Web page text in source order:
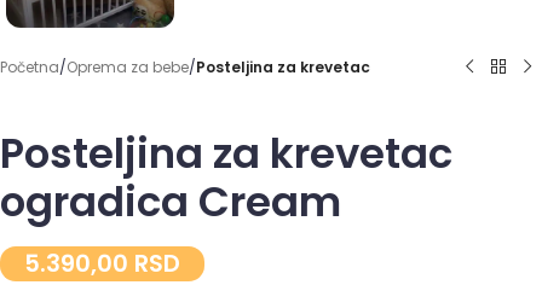
Početna Oprema za bebe Posteljina za krevetac
Posteljina za krevetac
ogradica Cream
5.390,00 RSD